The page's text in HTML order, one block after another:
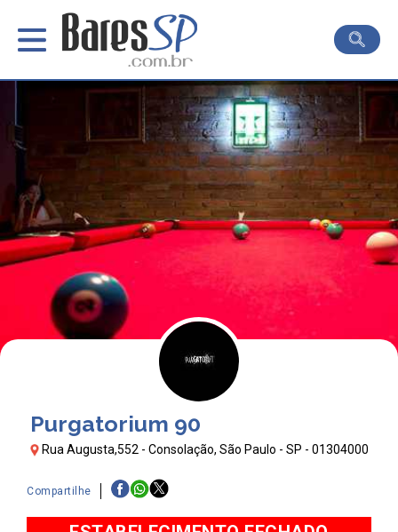
Purgatorium 90
Rua Augusta,552 - Consolação, São Paulo - SP - 01304000
Compartilhe